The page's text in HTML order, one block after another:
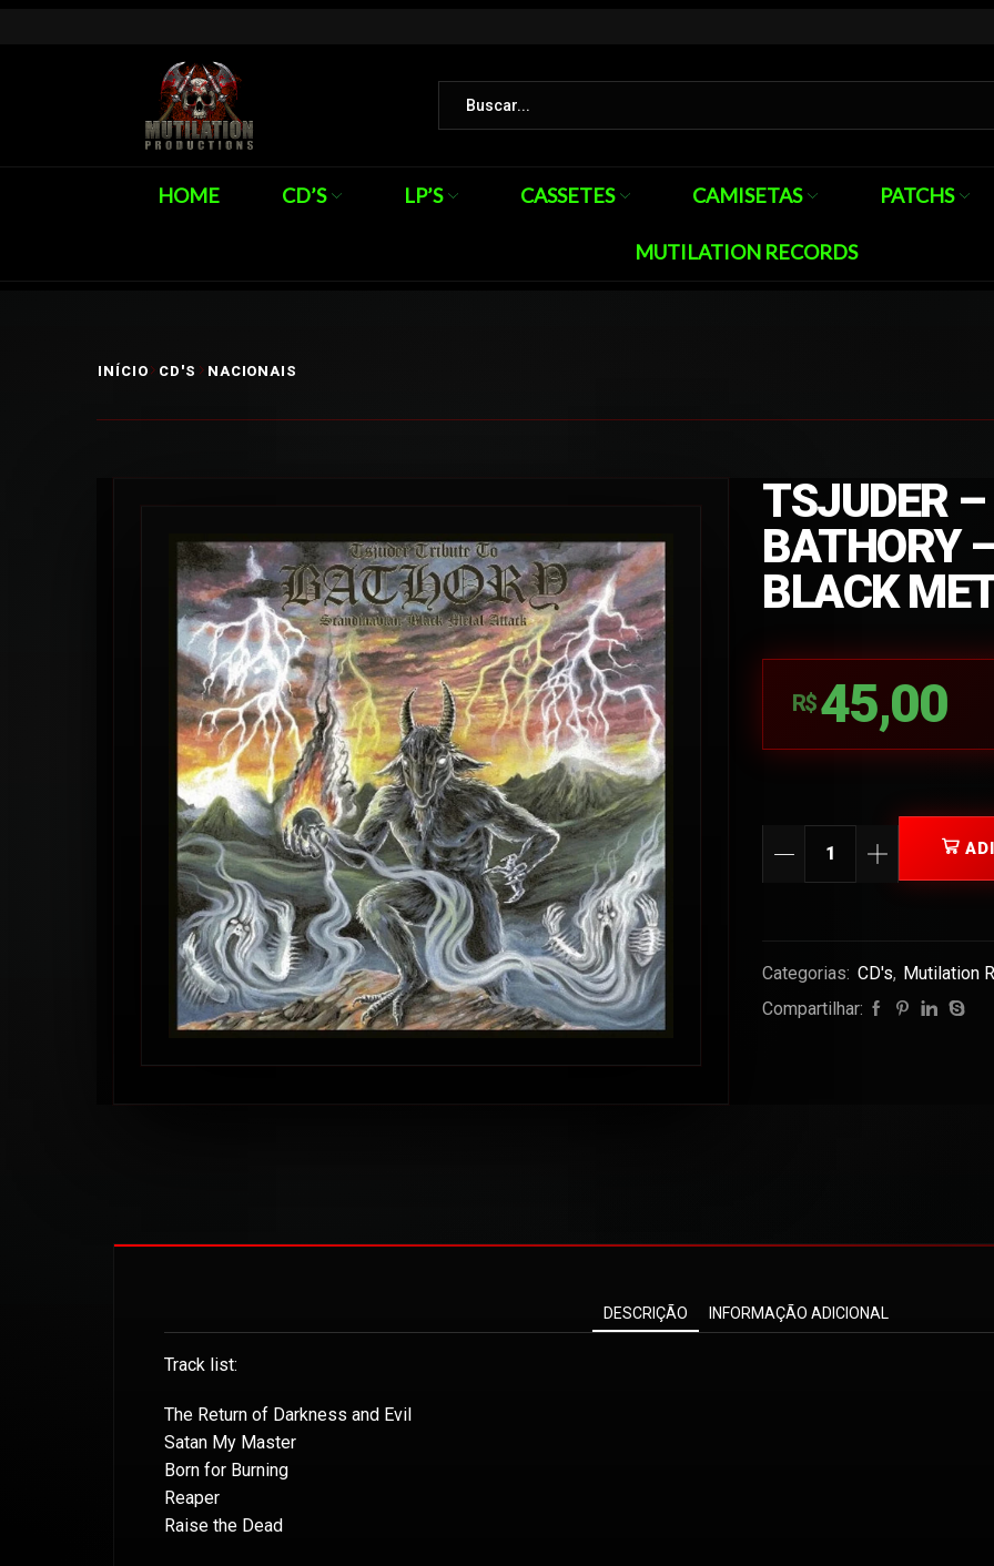
HOME CD’S LP’S CASSETES CAMISETAS PATCHS
MUTILATION RECORDS
INÍCIO CD'S NACIONAIS
TSJUDER
BATHORY
BLACK
R$ 45,00
Categorias: CD's, Mutilation
Compartilhar:
DESCRIÇÃO INFORMAÇÃO ADICIONAL
Track list:
The Return of Darkness and Evil
Satan My Master
Born for Burning
Reaper
Raise the Dead